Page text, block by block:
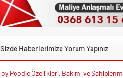
Sizde Haberlerimize Yorum Yapınız
Poodle Özellikleri, Bakımı ve